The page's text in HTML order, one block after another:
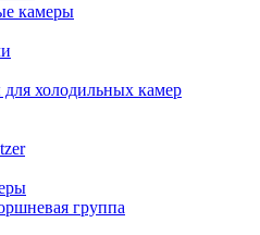
камеры
для холодильных камер
группа